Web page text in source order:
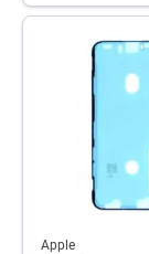
Apple